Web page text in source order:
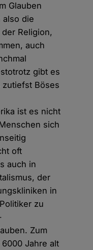
Glauben
also die
Religion,
auch
gibt es
Böses
ist es nicht
sich
oft
auch in
der
in
zu
Zum
Jahre alt